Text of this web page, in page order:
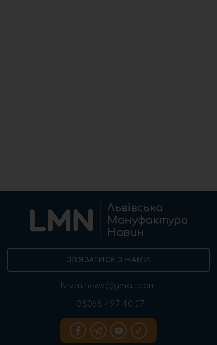
ЗВ’ЯЗАТИСЯ З НАМИ
lviv.m.news@gmail.com
+38068 497 40 07